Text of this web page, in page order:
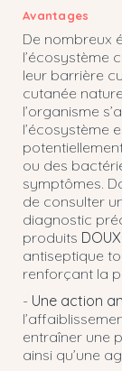
Avantages
De nombreux
l’écosystème
leur barrière
cutanée
l’organisme
l’écosystème
ou des
symptômes.
de consulter
diagnostic
produits
antiseptique
renforçant la
- Une action
entraîner une
ainsi qu’une